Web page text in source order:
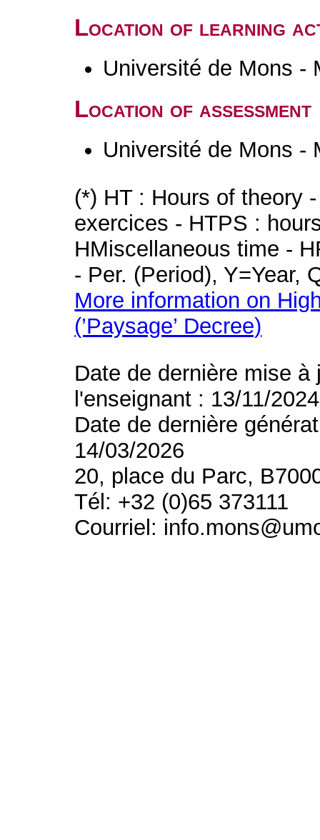
Location of learning
Université de Mons -
Location of assessment
Université de Mons -
(*) HT : Hours of theory
exercices - HTPS :
HMiscellaneous time -
- Per. (Period), Y=Year,
More information on
(’Paysage’ Decree)
Date de dernière mise
l'enseignant : 13/11/2024
Date de dernière
14/03/2026
20, place du Parc,
Tél: +32 (0)65 373111
Courriel: